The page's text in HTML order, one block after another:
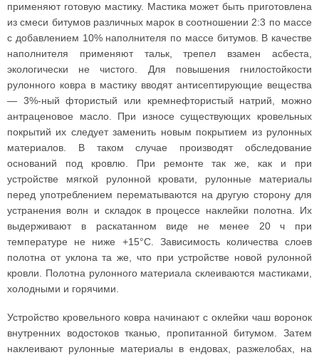
применяют готовую мастику. Мастика может быть приготовлена
из смеси битумов различных марок в соотношении 2:3 по массе
с добавлением 10% наполнителя по массе битумов. В качестве
наполнителя применяют тальк, трепел взамен асбеста,
экологически не чистого. Для повышения гнилостойкости
рулонного ковра в мастику вводят антисептирующие вещества
— 3%-ный фтористый или кремнефтористый натрий, можно
антраценовое масло. При износе существующих кровельных
покрытий их следует заменить новым покрытием из рулонных
материалов. В таком случае производят обследование
оснований под кровлю. При ремонте так же, как и при
устройстве мягкой рулонной кровати, рулонные материалы
перед употреблением перематываются на другую сторону для
устранения волн и складок в процессе наклейки полотна. Их
выдерживают в раскатанном виде не менее 20 ч при
температуре не ниже +15°С. Зависимость количества слоев
полотна от уклона та же, что при устройстве новой рулонной
кровли. Полотна рулонного материала склеиваются мастиками,
холодными и горячими.
Устройство кровельного ковра начинают с оклейки чаш воронок
внутренних водостоков тканью, пропитанной битумом. Затем
наклеивают рулонные материалы в ендовах, разжелобах, на